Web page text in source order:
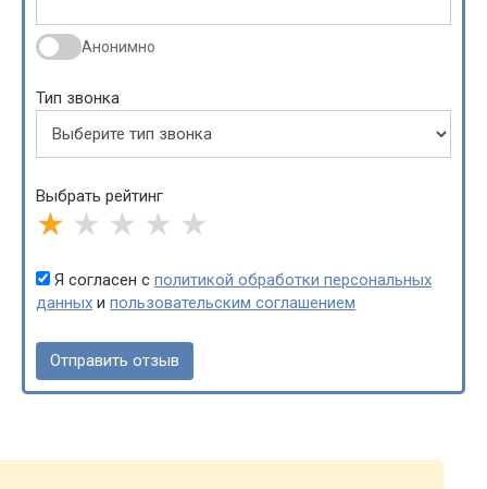
Анонимно
Тип звонка
Выбрать рейтинг
★ ★ ★ ★ ★
Я согласен с политикой обработки персональных
данных и пользовательским соглашением